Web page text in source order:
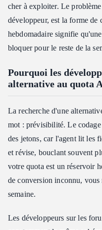
cher à exploiter. Le
développeur, est la forme
hebdomadaire signifie
bloquer pour le reste de la
Pourquoi les
alternative au quota
La recherche d'une
mot : prévisibilité. Le
des jetons, car l'agent lit les
et révise, bouclant souvent
votre quota est un réservoir
de conversion inconnu,
semaine.
Les développeurs sur les